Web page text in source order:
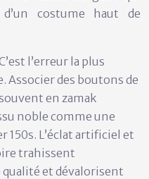
costume haut de
l’erreur la plus
Associer des boutons de
en zamak
noble comme une
150s. L’éclat artificiel et
trahissent
et dévalorisent